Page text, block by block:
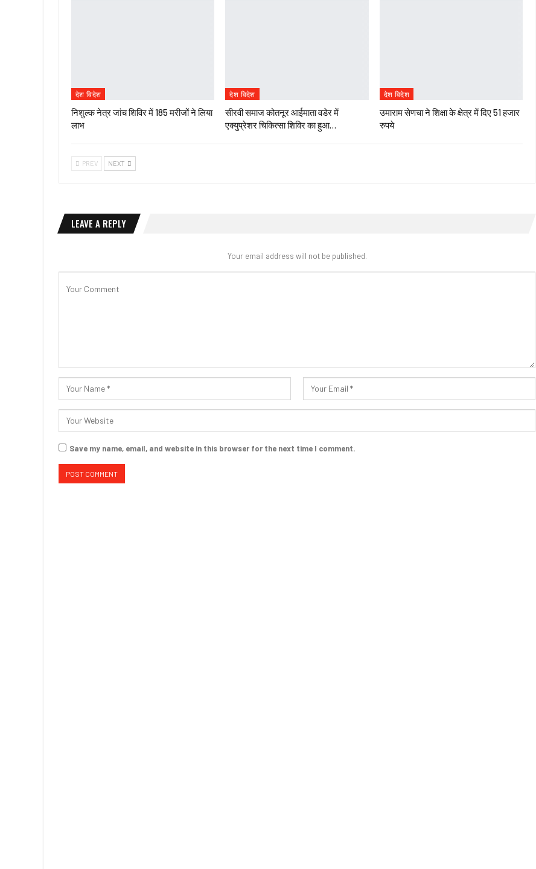
देश विदेश
निशुल्क नेत्र जांच शिविर में 185 मरीजों ने लिया
लाभ
देश विदेश
सीरवी समाज कोतनूर आईमाता वडेर में
एक्युप्रेशर चिकित्सा शिविर का हुआ…
देश विदेश
उमाराम सेणचा ने शिक्षा के क्षेत्र में दिए 51 हजार
रुपये
PREV NEXT
LEAVE A REPLY
Your email address will not be published.
Save my name, email, and website in this browser for the next time I comment.